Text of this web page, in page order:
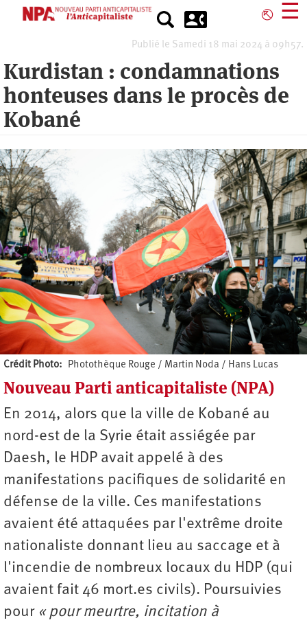
⎋ ☰
Publié le Samedi 18 mai 2024 à 09h57.
Kurdistan : condamnations
honteuses dans le procès de
Kobané
Crédit Photo
Photothèque Rouge / Martin Noda / Hans Lucas
Auteur
Nouveau Parti anticapitaliste (NPA)
En 2014, alors que la ville de Kobané au
nord-est de la Syrie était assiégée par
Daesh, le HDP avait appelé à des
manifestations pacifiques de solidarité en
défense de la ville. Ces manifestations
avaient été attaquées par l'extrême droite
nationaliste donnant lieu au saccage et à
l'incendie de nombreux locaux du HDP (qui
avaient fait 46 mort.es civils). Poursuivies
pour « pour meurtre, incitation à